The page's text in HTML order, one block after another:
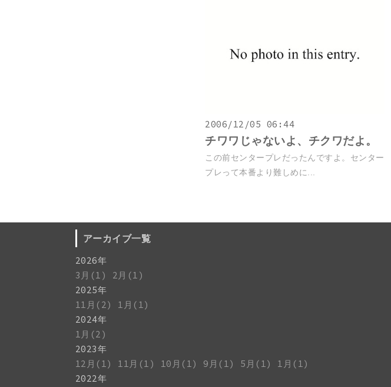
2006/12/05 06:44
チワワじゃないよ、チクワだよ。
この前センタープレだったんですよ。センター
プレって本番より難しめに...
アーカイブ一覧
2026年
3月(1)
2月(1)
2025年
11月(2)
1月(1)
2024年
1月(2)
2023年
12月(1)
11月(1) 10月(1) 9月(1) 5月(1)
1月(1)
2022年